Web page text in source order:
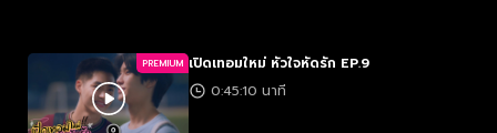
PREMIUM เปิดเทอมใหม่ หัวใจหัดรัก EP.9
0:45:10 นาที